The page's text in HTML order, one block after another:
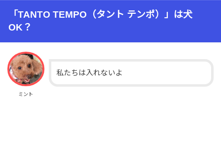
「TANTO TEMPO（タント テンポ）」は犬
OK？
ミント
私たちは入れないよ